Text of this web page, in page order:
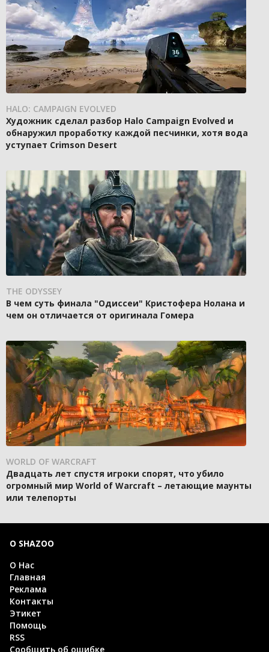
HALO: CAMPAIGN EVOLVED
Художник сделал разбор Halo Campaign Evolved и
обнаружил проработку каждой песчинки, хотя вода
уступает Crimson Desert
THE ODYSSEY
В чем суть финала "Одиссеи" Кристофера Нолана и
чем он отличается от оригинала Гомера
WORLD OF WARCRAFT
Двадцать лет спустя игроки спорят, что убило
огромный мир World of Warcraft – летающие маунты
или телепорты
О SHAZOO
О Нас
Главная
Реклама
Контакты
Этикет
Помощь
RSS
Сообщить об ошибке